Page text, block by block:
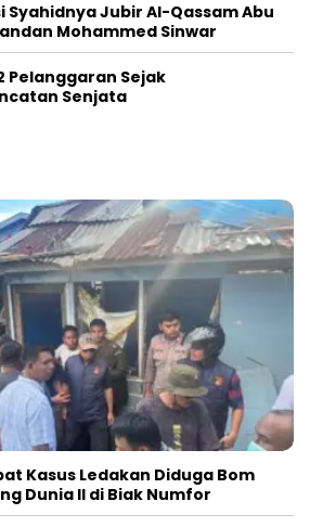
Syahidnya Jubir Al-Qassam Abu
Mohammed Sinwar
Pelanggaran Sejak
Senjata
Kasus Ledakan Diduga Bom
Dunia II di Biak Numfor